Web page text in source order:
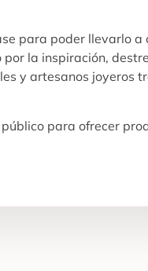
para poder llevarlo
la inspiración,
y artesanos joyeros
para ofrecer